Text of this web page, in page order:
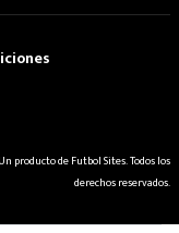
Un producto de Futbol Sites. Todos los
derechos reservados.